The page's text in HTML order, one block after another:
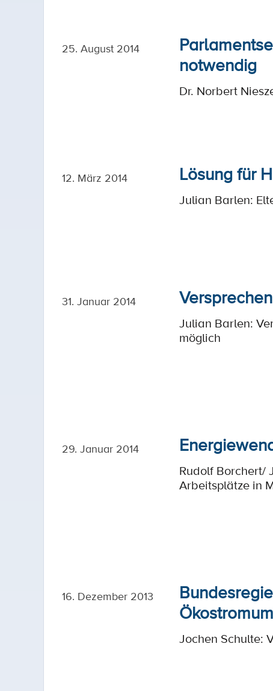
25. August 2014
notwendig
Dr. Norbert
12. März 2014 Lösung für
Julian Barlen:
31. Januar 2014
Julian Barlen:
möglich
29. Januar 2014
Rudolf Borchert/
Arbeitsplätze in
16. Dezember 2013
Jochen Schulte: